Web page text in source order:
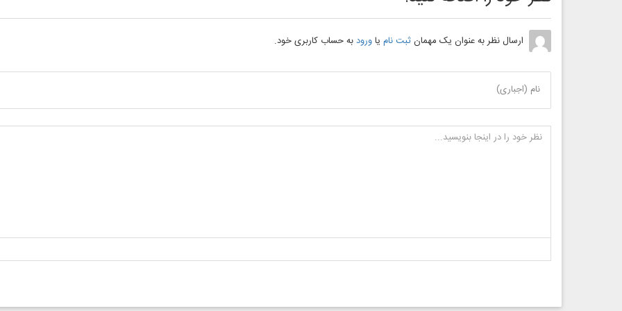
ارسال نظر به عنوان یک مهمانثبت نام یاورودبه حساب کاربری خود.
نام (اجباری)